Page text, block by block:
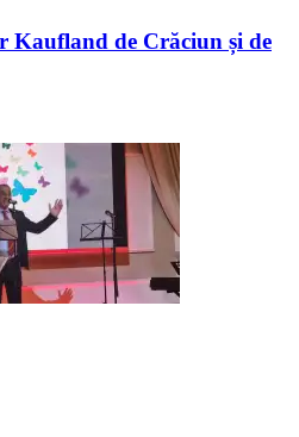
Kaufland de Crăciun și de